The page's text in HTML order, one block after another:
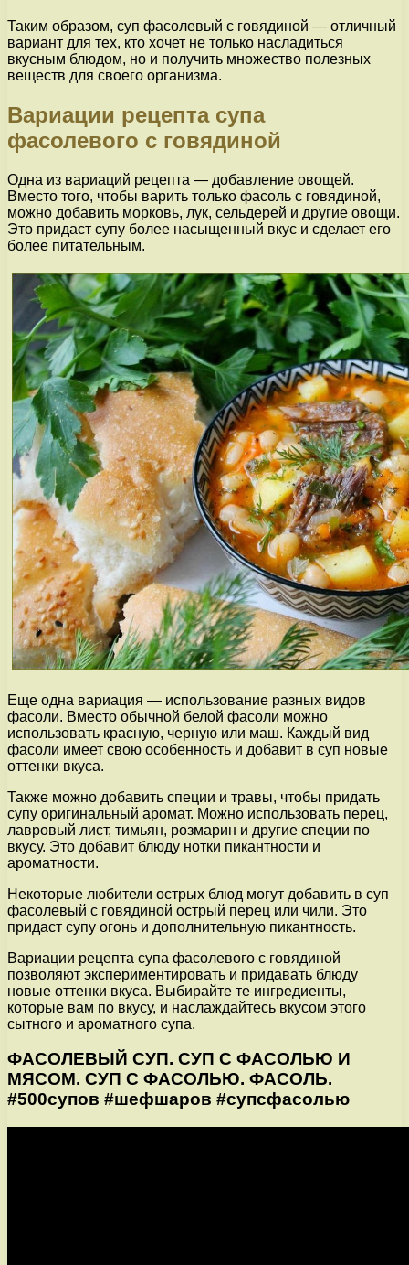
Таким образом, суп фасолевый с говядиной — отличный
вариант для тех, кто хочет не только насладиться
вкусным блюдом, но и получить множество полезных
веществ для своего организма.
Вариации рецепта супа
фасолевого с говядиной
Одна из вариаций рецепта — добавление овощей.
Вместо того, чтобы варить только фасоль с говядиной,
можно добавить морковь, лук, сельдерей и другие овощи.
Это придаст супу более насыщенный вкус и сделает его
более питательным.
Еще одна вариация — использование разных видов
фасоли. Вместо обычной белой фасоли можно
использовать красную, черную или маш. Каждый вид
фасоли имеет свою особенность и добавит в суп новые
оттенки вкуса.
Также можно добавить специи и травы, чтобы придать
супу оригинальный аромат. Можно использовать перец,
лавровый лист, тимьян, розмарин и другие специи по
вкусу. Это добавит блюду нотки пикантности и
ароматности.
Некоторые любители острых блюд могут добавить в суп
фасолевый с говядиной острый перец или чили. Это
придаст супу огонь и дополнительную пикантность.
Вариации рецепта супа фасолевого с говядиной
позволяют экспериментировать и придавать блюду
новые оттенки вкуса. Выбирайте те ингредиенты,
которые вам по вкусу, и наслаждайтесь вкусом этого
сытного и ароматного супа.
ФАСОЛЕВЫЙ СУП. СУП С ФАСОЛЬЮ И
МЯСОМ. СУП С ФАСОЛЬЮ. ФАСОЛЬ.
#500супов #шефшаров #супсфасолью